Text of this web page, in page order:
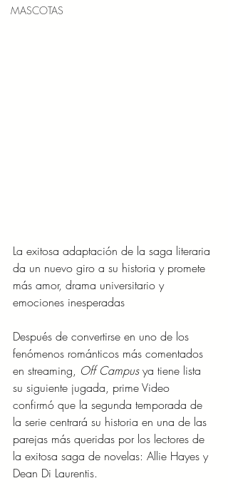
MASCOTAS
La exitosa adaptación de la saga literaria
da un nuevo giro a su historia y promete
más amor, drama universitario y
emociones inesperadas
Después de convertirse en uno de los
fenómenos románticos más comentados
en streaming, Off Campus ya tiene lista
su siguiente jugada, prime Video
confirmó que la segunda temporada de
la serie centrará su historia en una de las
parejas más queridas por los lectores de
la exitosa saga de novelas: Allie Hayes y
Dean Di Laurentis.